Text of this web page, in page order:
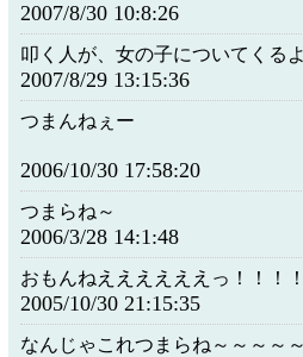
2007/8/30 10:8:26
叩く人が、女の子についてくる
2007/8/29 13:15:36
つまんねぇー
2006/10/30 17:58:20
つまらね～
2006/3/28 14:1:48
おもんねええええええっ！！！！
2005/10/30 21:15:35
なんじゃこれつまらね～～～～